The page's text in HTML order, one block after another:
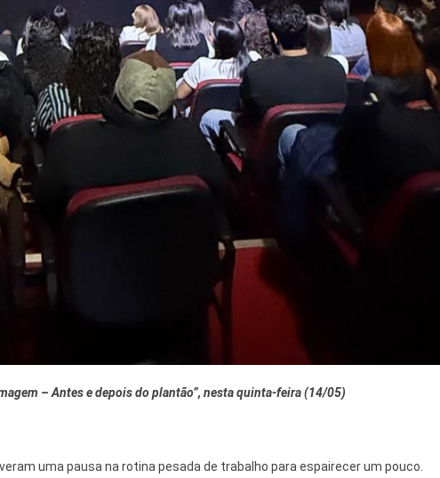
– Antes e depois do plantão”, nesta quinta-feira (14/05)
uma pausa na rotina pesada de trabalho para espairecer um pouco.